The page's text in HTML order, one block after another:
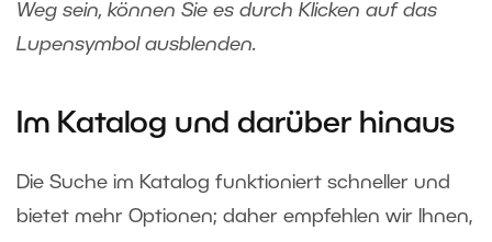
Weg sein, können Sie es durch Klicken auf das
Lupensymbol ausblenden.
Im Katalog und darüber hinaus
Die Suche im Katalog funktioniert schneller und
bietet mehr Optionen; daher empfehlen wir Ihnen,